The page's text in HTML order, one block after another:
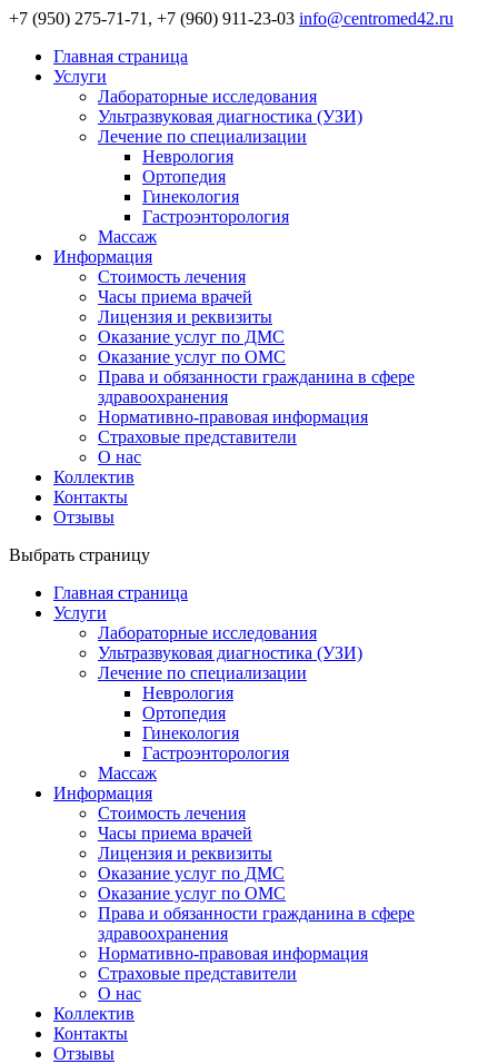
+7 (950) 275-71-71, +7 (960) 911-23-03 info@centromed42.ru
Главная страница
Услуги
Лабораторные исследования
Ультразвуковая диагностика (УЗИ)
Лечение по специализации
Неврология
Ортопедия
Гинекология
Гастроэнторология
Массаж
Информация
Стоимость лечения
Часы приема врачей
Лицензия и реквизиты
Оказание услуг по ДМС
Оказание услуг по ОМС
Права и обязанности гражданина в сфере
здравоохранения
Нормативно-правовая информация
Страховые представители
О нас
Коллектив
Контакты
Отзывы
Выбрать страницу
Главная страница
Услуги
Лабораторные исследования
Ультразвуковая диагностика (УЗИ)
Лечение по специализации
Неврология
Ортопедия
Гинекология
Гастроэнторология
Массаж
Информация
Стоимость лечения
Часы приема врачей
Лицензия и реквизиты
Оказание услуг по ДМС
Оказание услуг по ОМС
Права и обязанности гражданина в сфере
здравоохранения
Нормативно-правовая информация
Страховые представители
О нас
Коллектив
Контакты
Отзывы